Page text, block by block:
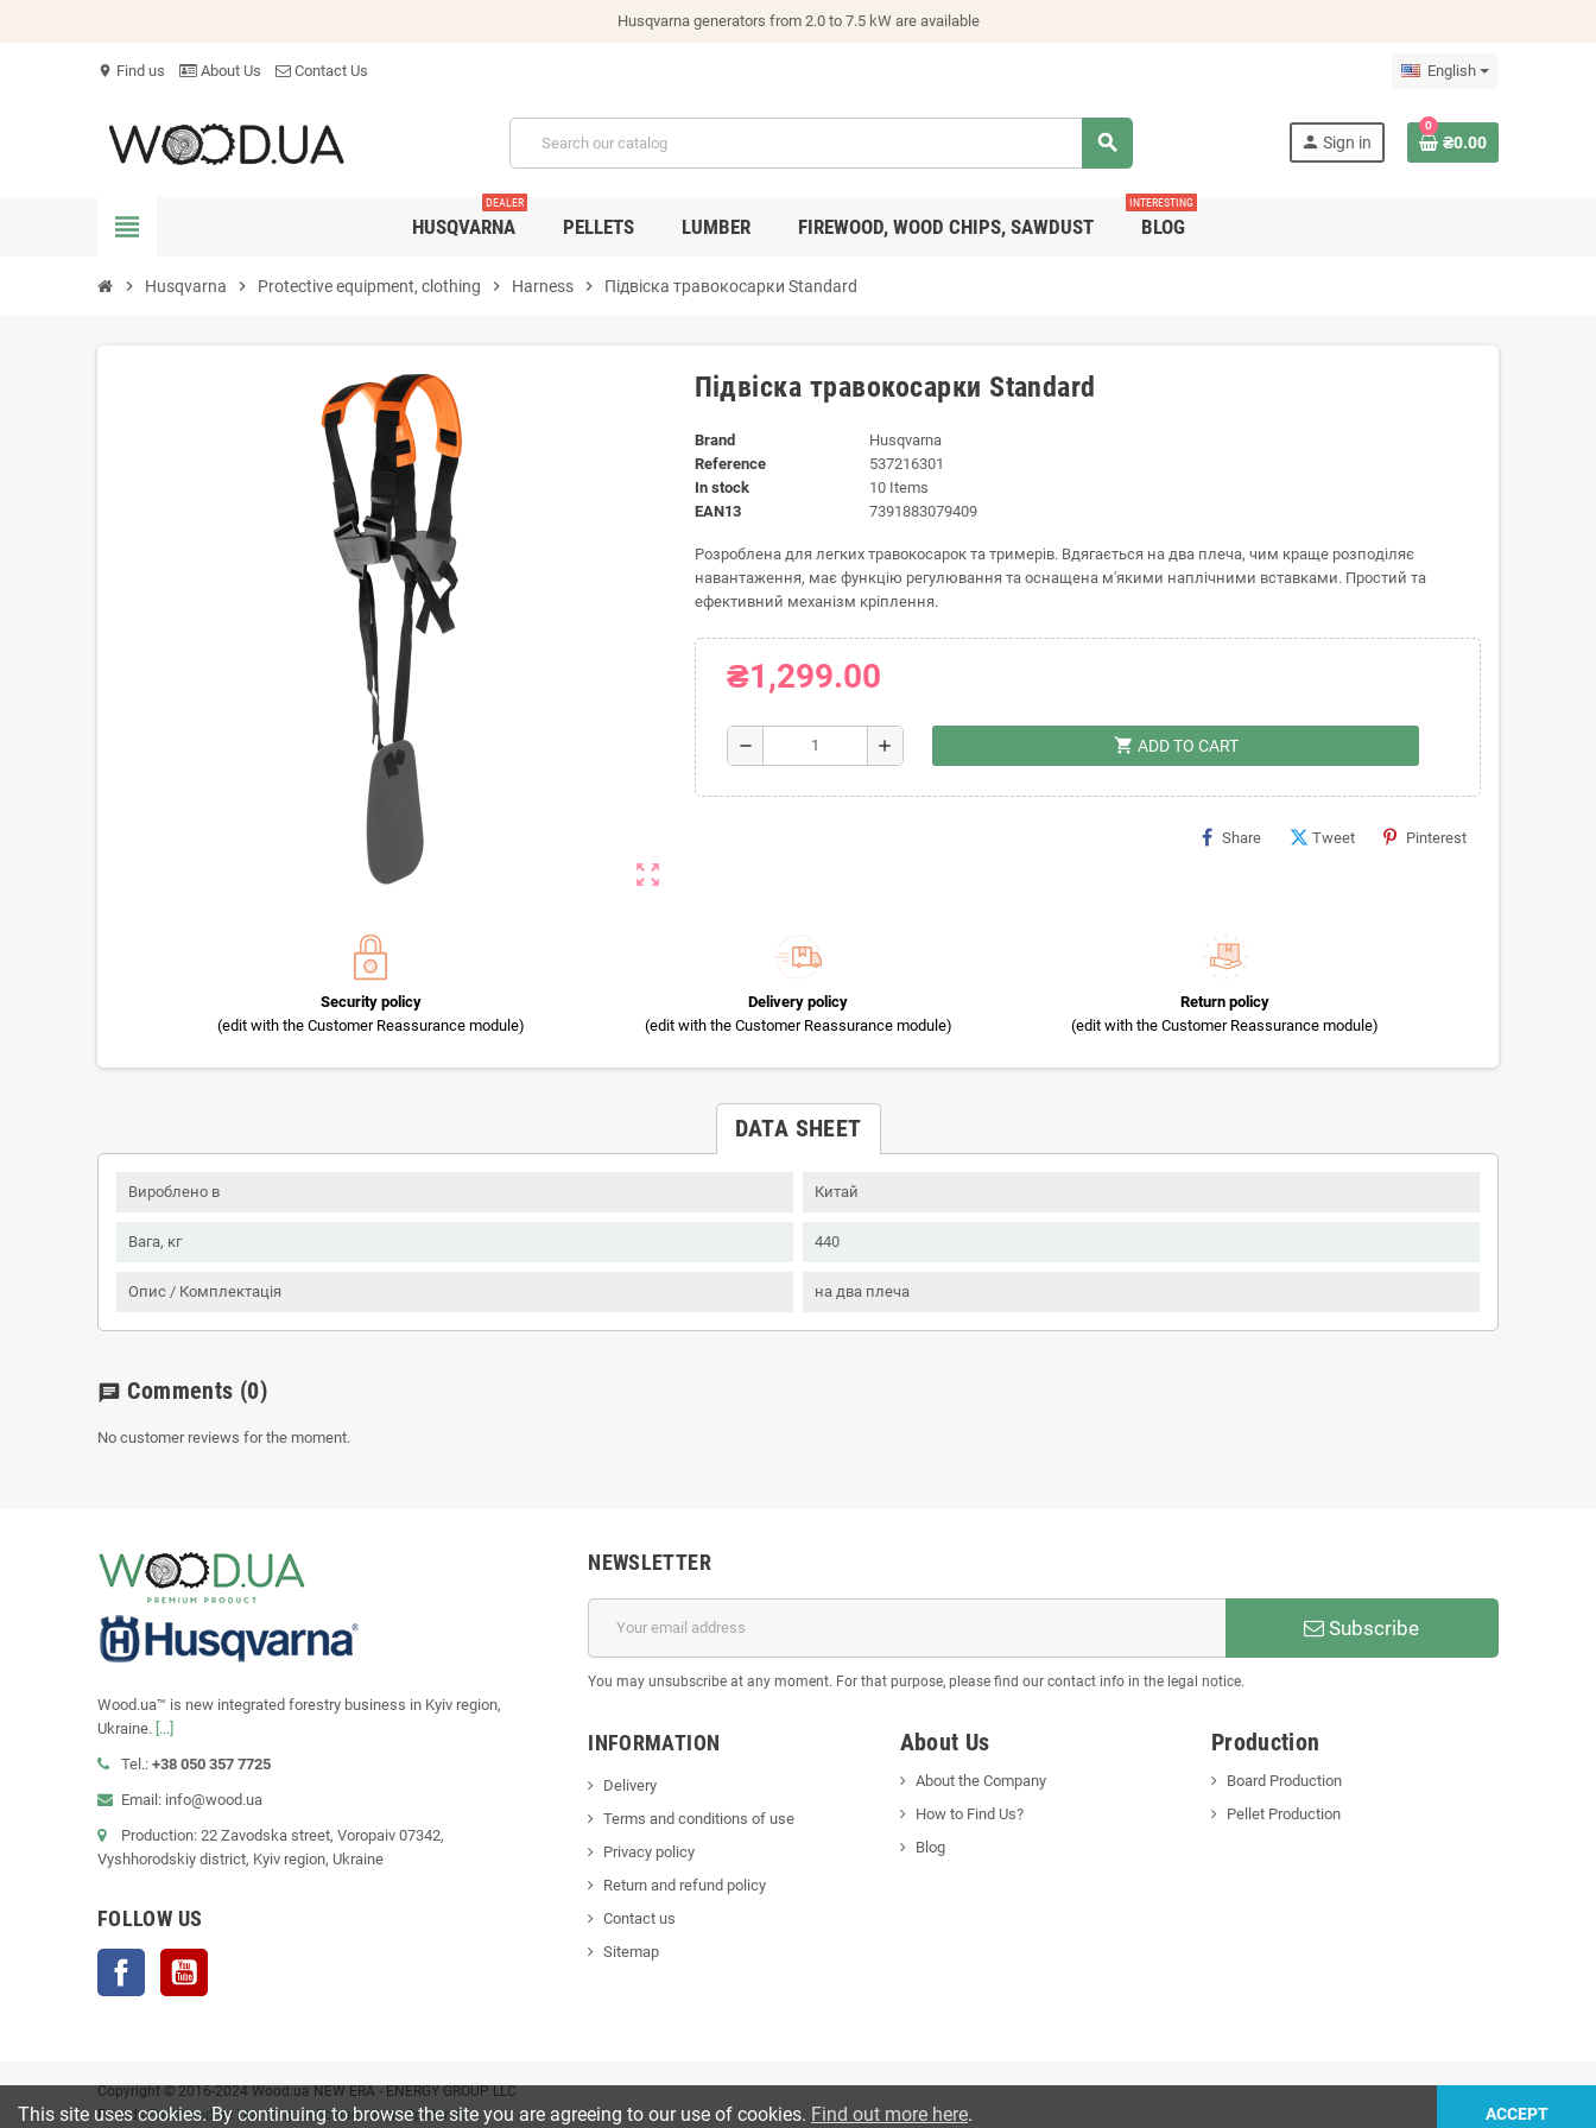
Husqvarna generators from 2.0 to 7.5 kW are available
location_on Find us About Us Contact Us English
search person Sign in
0
₴0.00
view_headline HUSQVARNA
DEALER
PELLETS LUMBER FIREWOOD, WOOD CHIPS, SAWDUST BLOG
INTERESTING
chevron_right Husqvarna chevron_right Protective equipment, clothing chevron_right Harness chevron_right Підвіска травокосарки Standard
zoom_out_map
Підвіска травокосарки Standard
Brand
Husqvarna
Reference
537216301
In stock
10 Items
EAN13
7391883079409
Розроблена для легких травокосарок та тримерів. Вдягається на два плеча, чим краще розподіляє
навантаження, має функцію регулювання та оснащена м'якими наплічними вставками. Простий та
ефективний механізм кріплення.
₴1,299.00
remove add shopping_cart ADD TO CART
Share Tweet Pinterest
Security policy
(edit with the Customer Reassurance module)
Delivery policy
(edit with the Customer Reassurance module)
Return policy
(edit with the Customer Reassurance module)
DATA SHEET
Вироблено в Китай
Вага, кг 440
Опис / Комплектація на два плеча
chat Comments (0)
No customer reviews for the moment.
Wood.ua™ is new integrated forestry business in Kyiv region,
Ukraine. [...]
Tel.: +38 050 357 7725
Email: info@wood.ua
Production: 22 Zavodska street, Voropaiv 07342,
Vyshhorodskiy district, Kyiv region, Ukraine
FOLLOW US
Facebook
NEWSLETTER
Subscribe
You may unsubscribe at any moment. For that purpose, please find our contact info in the legal notice.
INFORMATION
Delivery
Terms and conditions of use
Privacy policy
Return and refund policy
Contact us
Sitemap
About Us
About the Company
How to Find Us?
Blog
Production
Board Production
Pellet Production
Copyright © 2016-2024 Wood.ua NEW ERA - ENERGY GROUP LLC
FriendsFuelWood.de Learning.ua Schlaumik.de Spatar.de
This site uses cookies. By continuing to browse the site you are agreeing to our use of cookies. Find out more here. ACCEPT